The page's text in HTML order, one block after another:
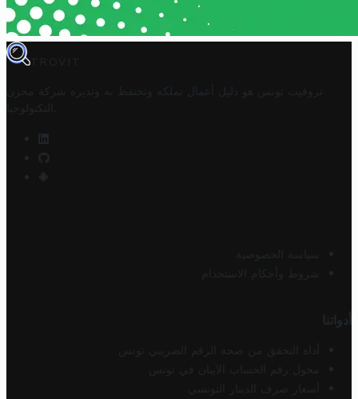
TROVIT
تروفيت تونس هو دليل أعمال تملكه وتحتفظ به وتديره
شركة مخزن
التكنولوجيا
سياسة الخصوصية
شروط وأحكام الاستخدام
أدواتنا
أداة التحقق من صحة الرقم الضريبي تونس
محول رقم الحساب الآيبان في تونس
أسعار صرف الدينار التونسي